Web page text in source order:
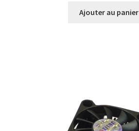
Ajouter au panier